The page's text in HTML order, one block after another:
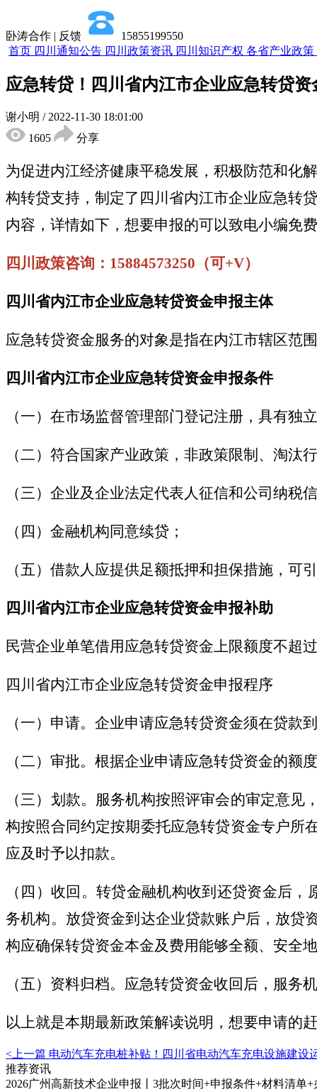
卧涛合作 | 反馈
15855199550
首页 四川通知公告 四川政策资讯 四川知识产权 各省产业政策
应急转贷！四川省内江市企业应急转贷
谢小明 / 2022-11-30 18:01:00
1605
分享
为促进内江经济健康平稳发展，积极防范和化
构转贷支持，制定了四川省内江市企业应急转
内容，详情如下，想要申报的可以致电小编免
四川政策咨询：15884573250（可+V）
四川省内江市企业应急转贷资金申报主体
应急转贷资金服务的对象是指在内江市辖区范
四川省内江市企业应急转贷资金申报条件
（一）在市场监督管理部门登记注册，具有独
（二）符合国家产业政策，非政策限制、淘
（三）企业及企业法定代表人征信和公司纳
（四）金融机构同意续贷；
（五）借款人应提供足额抵押和担保措施，
四川省内江市企业应急转贷资金申报补助
民营企业单笔借用应急转贷资金上限额度不超
四川省内江市企业应急转贷资金申报程序
（一） 申请。企业申请应急转贷资金须在贷款
（二） 审批。根据企业申请应急转贷资金的额
（三） 划款。服务机构按照评审会的审定意见
构按照合同约定按期委托应急转贷资金专户所
应及时予以扣款。
（四） 收回。转贷金融机构收到还贷资金后
务机构。放贷资金到达企业贷款账户后，放贷
构应确保转贷资金本金及费用能够全额、安全
（五）资料归档。应急转贷资金收回后，服
以上就是本期最新政策解读说明，想要申请的
<上一篇 电动汽车充电桩补贴！四川省电动汽车充电设施建设
推荐资讯
2026广州高新技术企业申报丨3批次时间+申报条件+材料清单+